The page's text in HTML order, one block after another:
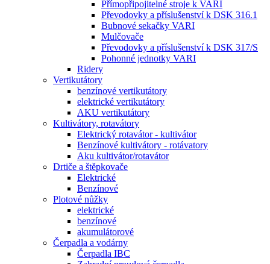
Přímopřipojitelné stroje k VARI
Převodovky a příslušenství k DSK 316.1
Bubnové sekačky VARI
Mulčovače
Převodovky a příslušenství k DSK 317/S
Pohonné jednotky VARI
Ridery
Vertikutátory
benzínové vertikutátory
elektrické vertikutátory
AKU vertikutátory
Kultivátory, rotavátory
Elektrický rotavátor - kultivátor
Benzínové kultivátory - rotávatory
Aku kultivátor/rotavátor
Drtiče a štěpkovače
Elektrické
Benzínové
Plotové nůžky
elektrické
benzínové
akumulátorové
Čerpadla a vodárny
Čerpadla IBC